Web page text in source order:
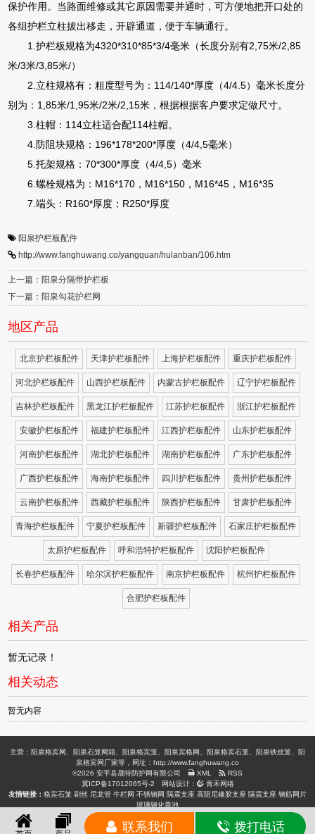
保护作用。当路面维修或其它原因需要并通时，可方便地把开口处的
各组护栏立柱拔出移走，开辟通道，便于车辆通行。
1.护栏板规格为4320*310*85*3/4毫米（长度分别有2,75米/2,85
米/3米/3,85米/）
2.立柱规格有：粗度型号为：114/140*厚度（4/4.5）毫米长度分
别为：1,85米/1,95米/2米/2,15米，根据根据客户要求定做尺寸。
3.柱帽：114立柱适合配114柱帽。
4.防阻块规格：196*178*200*厚度（4/4,5毫米）
5.托架规格：70*300*厚度（4/4,5）毫米
6.螺栓规格为：M16*170，M16*150，M16*45，M16*35
7.端头：R160*厚度；R250*厚度
阳泉护栏板配件
http://www.fanghuwang.co/yangquan/hulanban/106.htm
上一篇：阳泉分隔带护栏板
下一篇：阳泉勾花护栏网
地区产品
北京护栏板配件 天津护栏板配件 上海护栏板配件 重庆护栏板配件
河北护栏板配件 山西护栏板配件 内蒙古护栏板配件 辽宁护栏板配件
吉林护栏板配件 黑龙江护栏板配件 江苏护栏板配件 浙江护栏板配件
安徽护栏板配件 福建护栏板配件 江西护栏板配件 山东护栏板配件
河南护栏板配件 湖北护栏板配件 湖南护栏板配件 广东护栏板配件
广西护栏板配件 海南护栏板配件 四川护栏板配件 贵州护栏板配件
云南护栏板配件 西藏护栏板配件 陕西护栏板配件 甘肃护栏板配件
青海护栏板配件 宁夏护栏板配件 新疆护栏板配件 石家庄护栏板配件
太原护栏板配件 呼和浩特护栏板配件 沈阳护栏板配件
长春护栏板配件 哈尔滨护栏板配件 南京护栏板配件 杭州护栏板配件
合肥护栏板配件
相关产品
暂无记录！
相关动态
暂无内容
联系我们 拨打电话
主营：阳泉格宾网、阳泉石笼网箱、阳泉格宾笼、阳泉宾格网、阳泉格宾石笼、阳泉铁丝笼、阳
泉格宾网厂家等，网址：http://www.fanghuwang.co
©2026 安平县晟特防护网有限公司
XML
RSS
冀ICP备17012065号-2 网站设计：
青禾网络
友情链接： 格宾石笼 刷丝 尼龙管 牛栏网 不锈钢网 隔震支座 高阻尼橡胶支座 隔震支座 钢筋网片
玻璃钢化粪池